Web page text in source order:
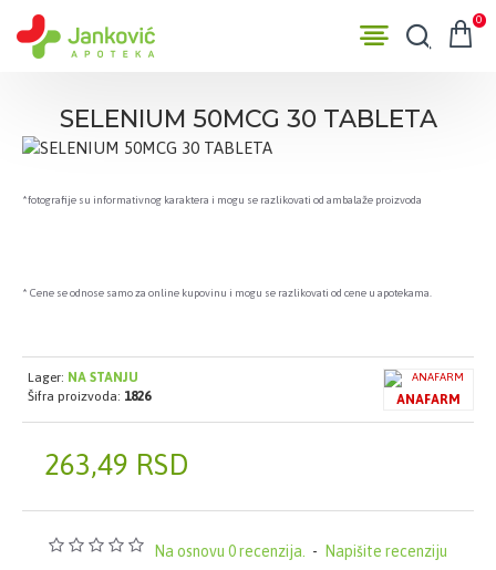
0
SELENIUM 50MCG 30 TABLETA
*fotografije su informativnog karaktera i mogu se razlikovati od ambalaže proizvoda
* Cene se odnose samo za online kupovinu i mogu se razlikovati od cene u apotekama.
Na osnovu 0 recenzija. - Napišite recenziju
263,49 RSD
Lager: NA STANJU
Šifra proizvoda: 1826 ANAFARM